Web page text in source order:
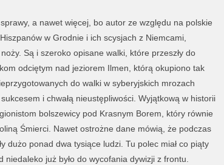
a nawet więcej, bo autor ze względu na polskie
w Grodnie i ich scysjach z Niemcami,
Są i szeroko opisane walki, które przeszły do
odciętym nad jeziorem Ilmen, którą okupiono tak
do walki w syberyjskich mrozach
i chwałą nieustępliwości. Wyjątkową w historii
bolszewicy pod Krasnym Borem, który równie
Śmierci. Nawet ostrożne dane mówią, że podczas
dużo ponad dwa tysiące ludzi. Tu polec miał co piąty
już było do wycofania dywizji z frontu.